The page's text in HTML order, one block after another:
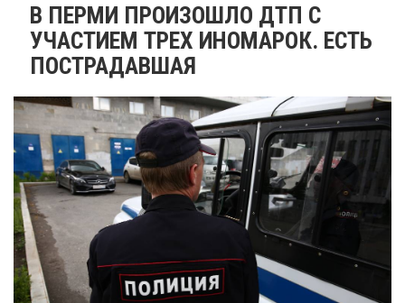
В ПЕРМИ ПРОИЗОШЛО ДТП С
УЧАСТИЕМ ТРЕХ ИНОМАРОК. ЕСТЬ
ПОСТРАДАВШАЯ